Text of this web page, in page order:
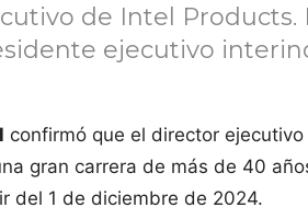
de Intel Products.
ejecutivo
confirmó que el director ejecutivo
gran carrera de más de 40
del 1 de diciembre de 2024.